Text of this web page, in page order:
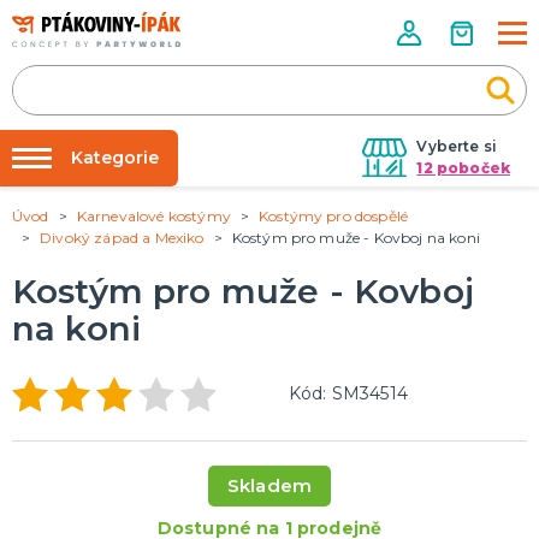
Vyberte si
12 poboček
Půjčovna kostýmů
Nafukování balónků
Prodejny
Rozvoz
Párty Blog
Kategorie
Tématické párty
KARNEVALOVÉ KOSTÝMY
Kostýmy pro dospělé
Kostýmy pro děti
DOPLŇKY A MAKEUP
Make-up, dekorace na kůži, tetování, umělé řasy
Úvod Karnevalové kostýmy
Kostýmy pro dospělé
Divoký západ a Mexiko
Kostým pro muže - Kovboj na koni
Kostým pro muže - Kovboj
na koni
Kód: SM34514
Skladem
Dostupné na 1 prodejně